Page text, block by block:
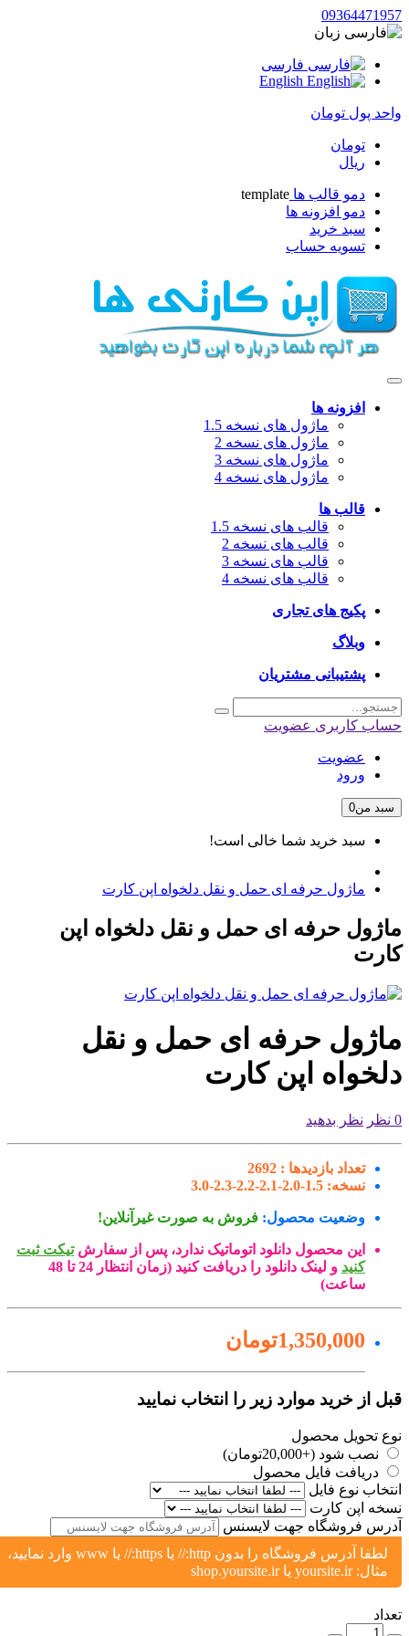
زبان
فارسی
English
پول تومان
تومان
ریال
دمو قالب ها template
دمو افزونه ها
سبد خرید
تسویه حساب
افزونه ها
ماژول های نسخه 1.5
ماژول های نسخه 2
ماژول های نسخه 3
ماژول های نسخه 4
قالب ها
قالب های نسخه 1.5
قالب های نسخه 2
قالب های نسخه 3
قالب های نسخه 4
پکیج های تجاری
وبلاگ
پشتیبانی مشتریان
کاربری عضویت
عضویت
ورود
من0
سبد خرید شما خالی است!
ماژول حرفه ای حمل و نقل دلخواه اپن کارت
حرفه ای حمل و نقل دلخواه اپن
حرفه ای حمل و نقل
اپن کارت
نظر بدهید
تعداد بازدیدها : 2692
نسخه: 1.5-2.0-2.1-2.2-2.3-3.0
وضعیت محصول:فروش به صورت غیرآنلاین!
این محصول دانلود اتوماتیک ندارد، پس از سفارشتیکت ثبت
کنید
و لینک دانلود را دریافت کنید (زمان انتظار 24 تا 48
ساعت)
1,350,000تومان
از خرید موارد زیر را انتخاب نمایید
تحویل محصول
نصب شود (+20,000تومان)
دریافت فایل محصول
نوع فایل
اپن کارت
فروشگاه جهت لایسنس
لطفا آدرس فروشگاه را بدون http:// یا https:// یا www وارد نمایید،
مثال: yoursite.ir یا shop.yoursite.ir